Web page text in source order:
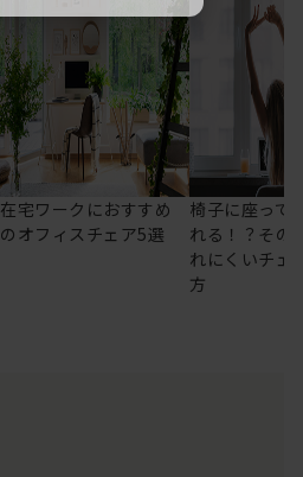
在宅ワークにおすすめ
のオフィスチェア5選
椅子に座って
れる！？その
れにくいチェ
方